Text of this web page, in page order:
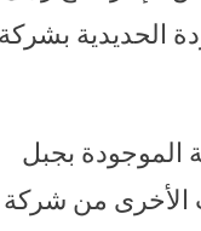
الحديدية
الموجودة بجبل
الأخرى من شركة